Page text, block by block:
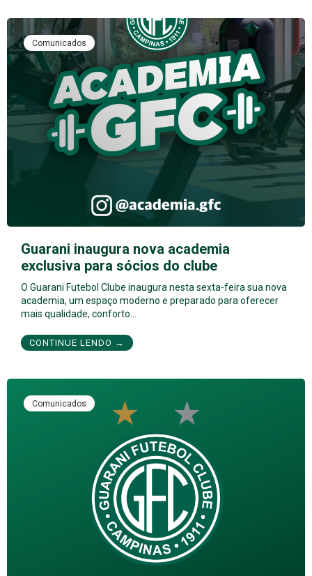
Comunicados
Guarani inaugura nova academia
exclusiva para sócios do clube
O Guarani Futebol Clube inaugura nesta sexta-feira sua nova
academia, um espaço moderno e preparado para oferecer
mais qualidade, conforto…
CONTINUE LENDO →
Comunicados